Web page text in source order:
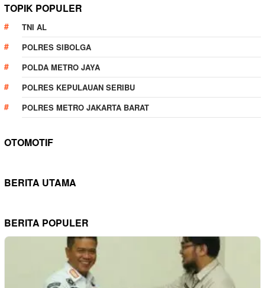
TOPIK POPULER
TNI AL
POLRES SIBOLGA
POLDA METRO JAYA
POLRES KEPULAUAN SERIBU
POLRES METRO JAKARTA BARAT
OTOMOTIF
BERITA UTAMA
BERITA POPULER